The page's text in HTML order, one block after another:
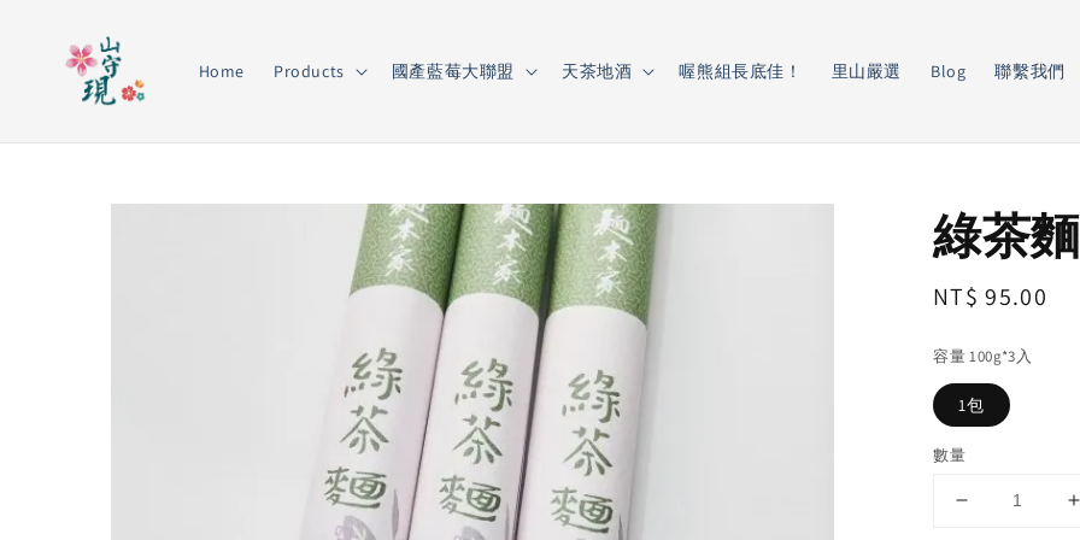
Home Products 國產藍莓大聯盟 天茶地酒 喔熊組長底佳！ 里山嚴選 Blog 聯繫我們
綠茶
Regular
NT$ 95.00
容量 100g*3入
1包
數量